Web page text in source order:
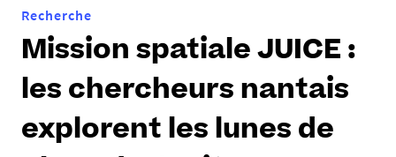
Recherche
Mission spatiale JUICE :
les chercheurs nantais
explorent les lunes de